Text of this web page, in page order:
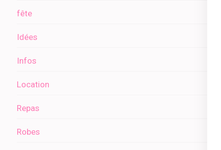
fête
Idées
Infos
Location
Repas
Robes